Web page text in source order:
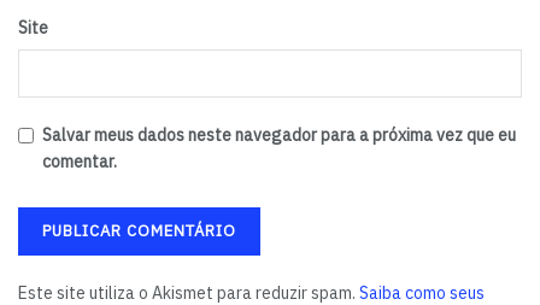
Site
Salvar meus dados neste navegador para a próxima vez que eu
comentar.
Este site utiliza o Akismet para reduzir spam. Saiba como seus